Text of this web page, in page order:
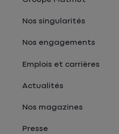
Nos singularités
Nos engagements
Emplois et carrières
Actualités
Nos magazines
Presse